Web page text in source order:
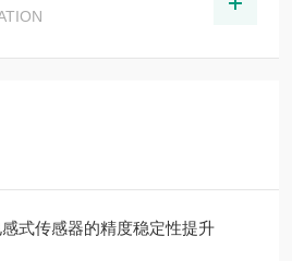
式传感器的精度稳定性提升